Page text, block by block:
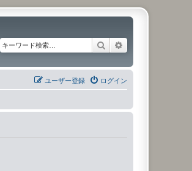
検索
ログイン
ユーザー登録